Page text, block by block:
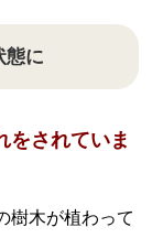
態に
をされていま
樹木が植わって